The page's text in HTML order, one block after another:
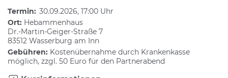
Termin: 30.09.2026, 17:00 Uhr
Ort: Hebammenhaus
Dr.-Martin-Geiger-Straße 7
83512 Wasserburg am Inn
Gebühren: Kostenübernahme durch Krankenkasse
möglich, zzgl. 50 Euro für den Partnerabend